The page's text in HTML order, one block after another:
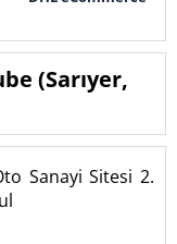
(Sarıyer,
Sanayi Sitesi 2.